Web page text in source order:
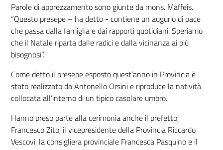
Parole di apprezzamento sono giunte da mons. Maffeis.
“Questo presepe – ha detto - contiene un augurio di pace
che passa dalla famiglia e dai rapporti quotidiani. Speriamo
che il Natale riparta dalle radici e dalla vicinanza ai più
bisognosi”.
Come detto il presepe esposto quest’anno in Provincia è
stato realizzato da Antonello Orsini e riproduce la natività
collocata all’interno di un tipico casolare umbro.
Hanno preso parte alla cerimonia anche il prefetto,
Francesco Zito, il vicepresidente della Provincia Riccardo
Vescovi, la consigliera provinciale Francesca Pasquino e il